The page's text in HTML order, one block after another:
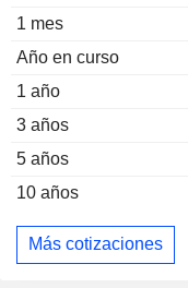
1 mes
Año en curso
1 año
3 años
5 años
10 años
Más cotizaciones